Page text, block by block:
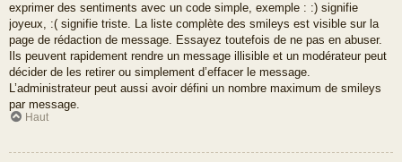
exprimer des sentiments avec un code simple, exemple : :) signifie
joyeux, :( signifie triste. La liste complète des smileys est visible sur la
page de rédaction de message. Essayez toutefois de ne pas en abuser.
Ils peuvent rapidement rendre un message illisible et un modérateur peut
décider de les retirer ou simplement d’effacer le message.
L’administrateur peut aussi avoir défini un nombre maximum de smileys
par message.
Haut